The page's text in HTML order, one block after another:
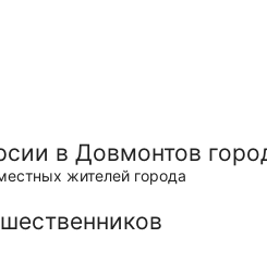
в Довмонтов
жителей города